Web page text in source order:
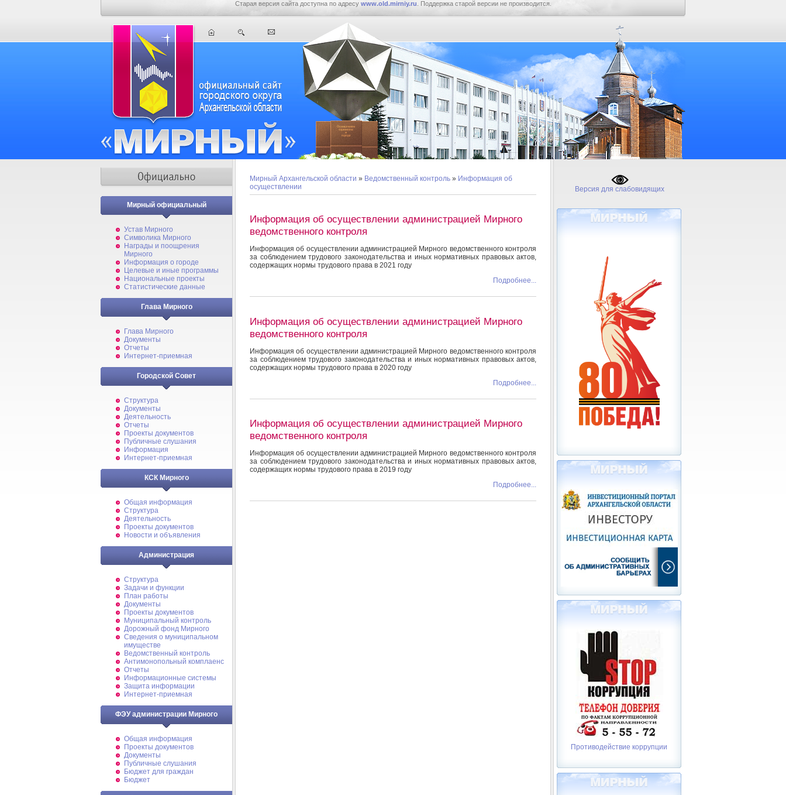
Старая версия сайта доступна по адресу www.old.mirniy.ru . Поддержка старой версии не производится.
Мирный официальный
Устав Мирного
Символика Мирного
Награды и поощрения
Мирного
Информация о городе
Целевые и иные программы
Национальные проекты
Статистические данные
Глава Мирного
Глава Мирного
Документы
Отчеты
Интернет-приемная
Городской Совет
Структура
Документы
Деятельность
Отчеты
Проекты документов
Публичные слушания
Информация
Интернет-приемная
КСК Мирного
Общая информация
Структура
Деятельность
Проекты документов
Новости и объявления
Администрация
Структура
Задачи и функции
План работы
Документы
Проекты документов
Муниципальный контроль
Дорожный фонд Мирного
Cведения о муниципальном
имуществе
Ведомственный контроль
Антимонопольный комплаенс
Отчеты
Информационные системы
Защита информации
Интернет-приемная
ФЭУ администрации Мирного
Общая информация
Проекты документов
Документы
Публичные слушания
Бюджет для граждан
Бюджет
Мирный Архангельской области » Ведомственный контроль » Информация об
осуществлении
Информация об осуществлении администрацией Мирного
ведомственного контроля
Информация об осуществлении администрацией Мирного ведомственного контроля
за соблюдением трудового законодательства и иных нормативных правовых актов,
содержащих нормы трудового права в 2021 году
Подробнее...
Информация об осуществлении администрацией Мирного
ведомственного контроля
Информация об осуществлении администрацией Мирного ведомственного контроля
за соблюдением трудового законодательства и иных нормативных правовых актов,
содержащих нормы трудового права в 2020 году
Подробнее...
Информация об осуществлении администрацией Мирного
ведомственного контроля
Информация об осуществлении администрацией Мирного ведомственного контроля
за соблюдением трудового законодательства и иных нормативных правовых актов,
содержащих нормы трудового права в 2019 году
Подробнее...
Версия для слабовидящих
Противодействие коррупции